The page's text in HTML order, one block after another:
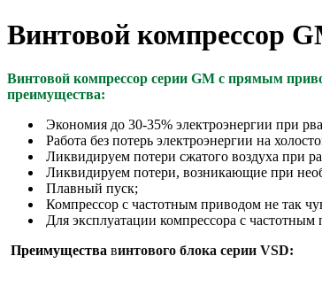
Винтовой компрессор
Винтовой компрессор серии GM с прямым
преимущества:
Экономия до 30-35% электроэнергии при
Работа без потерь электроэнергии на
Ликвидируем потери сжатого воздуха при
Ликвидируем потери, возникающие при
Плавный пуск;
Компрессор с частотным приводом не так
Для эксплуатации компрессора с
Преимущества винтового блока серии VSD: